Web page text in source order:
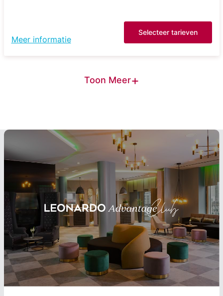
Meer informatie
Selecteer tarieven
Toon Meer+